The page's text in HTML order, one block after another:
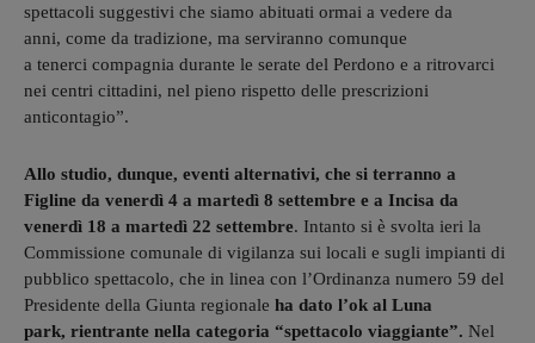
spettacoli suggestivi che siamo abituati ormai a vedere da
anni, come da tradizione, ma serviranno comunque
a tenerci compagnia durante le serate del Perdono e a ritrovarci
nei centri cittadini, nel pieno rispetto delle prescrizioni
anticontagio”.
Allo studio, dunque, eventi alternativi, che si terranno a
Figline da venerdì 4 a martedì 8 settembre e a Incisa da
venerdì 18 a martedì 22 settembre. Intanto si è svolta ieri la
Commissione comunale di vigilanza sui locali e sugli impianti di
pubblico spettacolo, che in linea con l’Ordinanza numero 59 del
Presidente della Giunta regionale ha dato l’ok al Luna
park, rientrante nella categoria “spettacolo viaggiante”. Nel